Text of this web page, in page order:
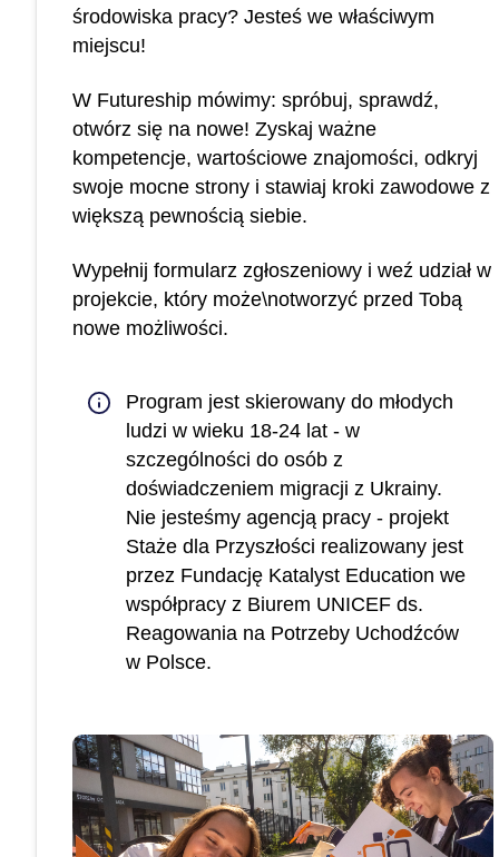
środowiska pracy? Jesteś we właściwym
miejscu!
W Futureship mówimy: spróbuj, sprawdź,
otwórz się na nowe! Zyskaj ważne
kompetencje, wartościowe znajomości, odkryj
swoje mocne strony i stawiaj kroki zawodowe z
większą pewnością siebie.
Wypełnij formularz zgłoszeniowy i weź udział w
projekcie, który może\notworzyć przed Tobą
nowe możliwości.
Program jest skierowany do młodych
ludzi w wieku 18-24 lat - w
szczególności do osób z
doświadczeniem migracji z Ukrainy.
Nie jesteśmy agencją pracy - projekt
Staże dla Przyszłości realizowany jest
przez Fundację Katalyst Education we
współpracy z Biurem UNICEF ds.
Reagowania na Potrzeby Uchodźców
w Polsce.